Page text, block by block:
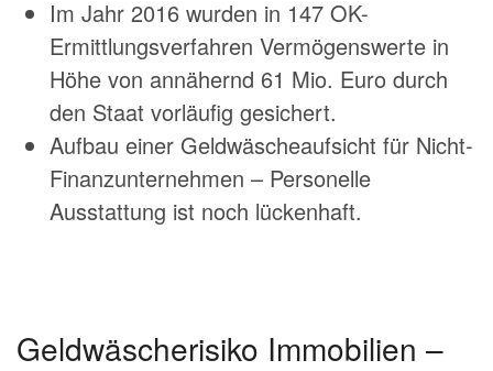
Im Jahr 2016 wurden in 147 OK-
Ermittlungsverfahren Vermögenswerte in
Höhe von annähernd 61 Mio. Euro durch
den Staat vorläufig gesichert.
Aufbau einer Geldwäscheaufsicht für Nicht-
Finanzunternehmen – Personelle
Ausstattung ist noch lückenhaft.
Geldwäscherisiko Immobilien –